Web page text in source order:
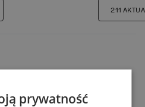
211
prywatność